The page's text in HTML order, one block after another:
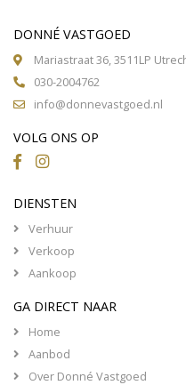
DONNÉ VASTGOED
Mariastraat 36, 3511LP
030-2004762
info@donnevastgoed.nl
VOLG ONS OP
DIENSTEN
Verhuur
Verkoop
Aankoop
GA DIRECT NAAR
Home
Aanbod
Over Donné Vastgoed